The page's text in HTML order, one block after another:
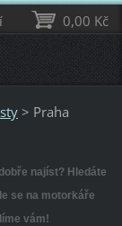
> Praha
najíst? Hledáte
se na motorkáře
vám!
0,00 Kč